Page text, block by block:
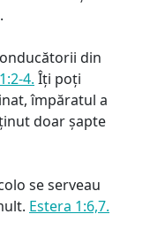
din
4. Îți poți
împăratul a
doar șapte
se serveau
Estera 1:6,7.